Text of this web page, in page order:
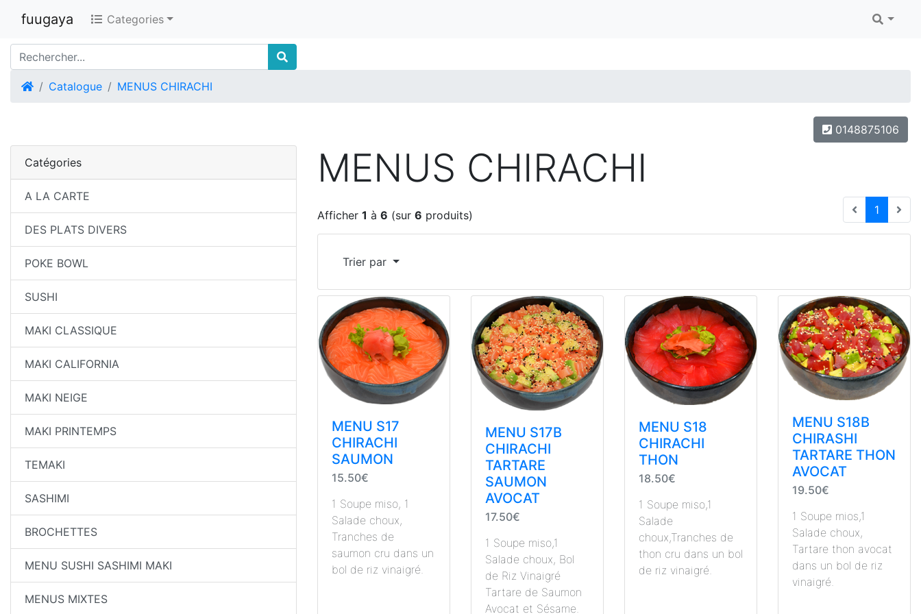
fuugaya Categories
Accueil
Catalogue MENUS CHIRACHI
0148875106
MENUS CHIRACHI
Afficher 1 à 6 (sur 6 produits) 1
Trier par
MENU S17
CHIRACHI
SAUMON
15.50€
1 Soupe miso, 1
Salade choux,
Tranches de
saumon cru dans un
bol de riz vinaigré.
MENU S17B
CHIRACHI
TARTARE
SAUMON
AVOCAT
17.50€
1 Soupe miso,1
Salade choux, Bol
de Riz Vinaigré
Tartare de Saumon
Avocat et Sésame.
MENU S18
CHIRACHI
THON
18.50€
1 Soupe miso,1
Salade
choux,Tranches de
thon cru dans un bol
de riz vinaigré.
MENU S18B
CHIRASHI
TARTARE THON
AVOCAT
19.50€
1 Soupe mios,1
Salade choux,
Tartare thon avocat
dans un bol de riz
vinaigré.
Catégories
A LA CARTE
DES PLATS DIVERS
POKE BOWL
SUSHI
MAKI CLASSIQUE
MAKI CALIFORNIA
MAKI NEIGE
MAKI PRINTEMPS
TEMAKI
SASHIMI
BROCHETTES
MENU SUSHI SASHIMI MAKI
MENUS MIXTES